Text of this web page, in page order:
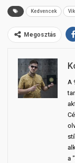
Kedvencek
Megosztás
A
a